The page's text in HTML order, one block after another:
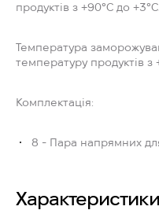
продуктів з +90°C до +3°C.
Температура
температуру продуктів з
Комплектація:
8 - Пара напрямних